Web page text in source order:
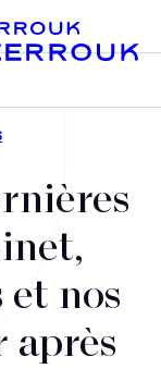
et nos
après